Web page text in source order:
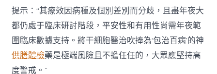
提示：“其療效因病種及個別差別而分歧，且盡年夜大
都仍處于臨床研討階段，平安性和有用性尚需年夜範
圍臨床數據支持。將干細胞醫治吹捧為‘包治百病’的神
供膳體檢藥是極端風險且不擔任任的，大眾應堅持高
度警戒。”